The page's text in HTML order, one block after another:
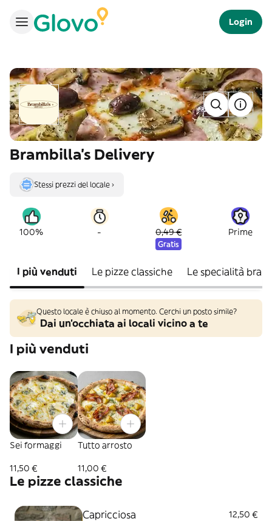
Login
Brambilla's Delivery
Stessi prezzi del locale ›
100% - 0,49 €
Gratis
Prime
I più venduti Le pizze classiche Le specialità
Questo locale è chiuso al momento. Cerchi un posto simile?
Dai un'occhiata ai locali vicino a te
I più venduti
Sei formaggi
11,50 €
Tutto arrosto
11,00 €
Le pizze classiche
Capricciosa
12,50 €